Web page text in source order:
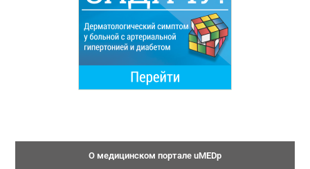
О медицинском портале uMEDp